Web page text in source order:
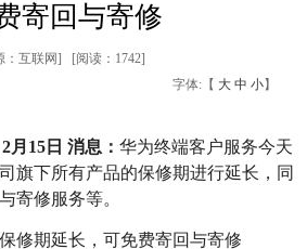
寄回与寄修
：互联网] [阅读：1742]
字体:【 大 中 小】
月15日 消息：华为终端客户服务今天
旗下所有产品的保修期进行延长，同
寄修服务等。